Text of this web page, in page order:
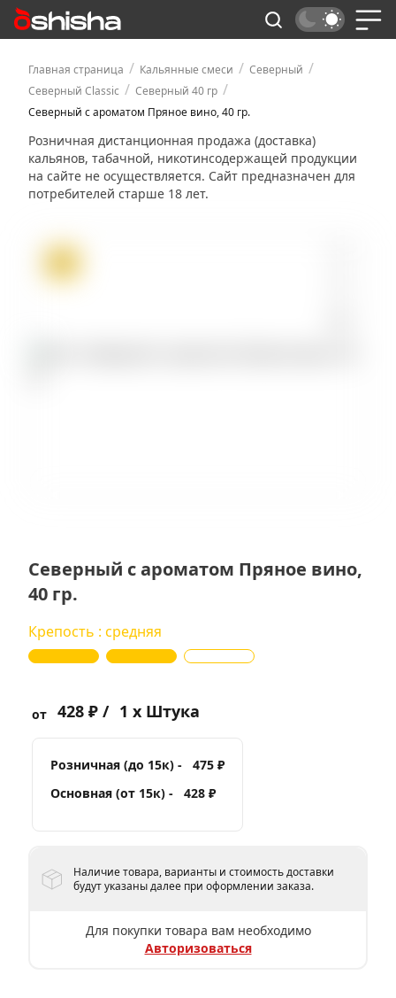
Главная страница / Кальянные смеси / Северный /
Северный Classic / Северный 40 гр /
Северный с ароматом Пряное вино, 40 гр.
Розничная дистанционная продажа (доставка)
кальянов, табачной, никотинсодержащей продукции
на сайте не осуществляется. Сайт предназначен для
потребителей старше 18 лет.
Северный с ароматом Пряное вино,
40 гр.
Крепость : средняя
от 428 ₽ / 1 x Штука
Розничная (до 15к) -
475 ₽
Основная (от 15к) -
428 ₽
Наличие товара, варианты и стоимость доставки
будут указаны далее при оформлении заказа.
Для покупки товара вам необходимо
Авторизоваться